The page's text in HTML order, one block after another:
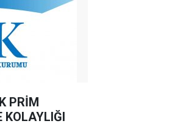
PRİM
KOLAYLIĞI